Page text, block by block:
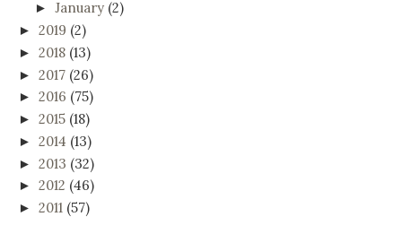
► January (2)
► 2019 (2)
► 2018 (13)
► 2017 (26)
► 2016 (75)
► 2015 (18)
► 2014 (13)
► 2013 (32)
► 2012 (46)
► 2011 (57)